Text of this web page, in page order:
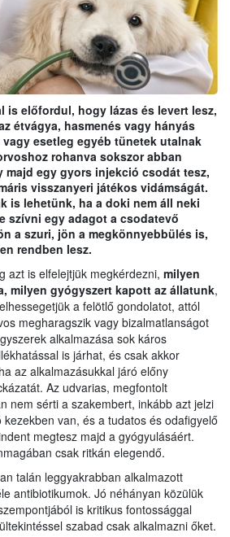
is előfordul, hogy lázas és levert lesz,
étvágya, hasmenés vagy hányás
esetleg egyéb tünetek utalnak
rohanva sokszor abban
majd egy gyors injekció csodát tesz,
visszanyeri játékos vidámságát.
is lehetünk, ha a doki nem áll neki
szívni egy adagot a csodatevő
a szuri, jön a megkönnyebbülés is,
rendben lesz.
azt is elfelejtjük megkérdezni, milyen
milyen gyógyszert kapott az állatunk,
a felötlő gondolatot, attól
megharagszik vagy bizalmatlanságot
alkalmazása sok káros
is járhat, és csak akkor
az alkalmazásukkal járó előny
Az udvarias, megfontolt
nem sérti a szakembert, inkább azt jelzi
van, és a tudatos és odafigyelő
megtesz majd a gyógyulásáért.
csak ritkán elegendő.
talán leggyakrabban alkalmazott
antibiotikumok. Jó néhányan közülük
is kritikus fontossággal
szabad csak alkalmazni őket.